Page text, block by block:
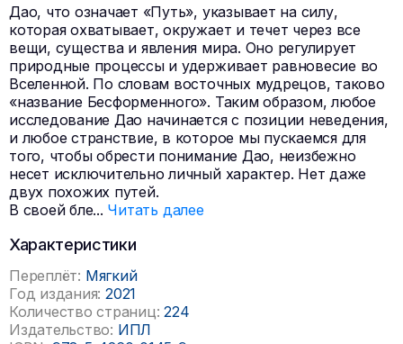
Дао, что означает «Путь», указывает на силу,
которая охватывает, окружает и течет через все
вещи, существа и явления мира. Оно регулирует
природные процессы и удерживает равновесие во
Вселенной. По словам восточных мудрецов, таково
«название Бесформенного». Таким образом, любое
исследование Дао начинается с позиции неведения,
и любое странствие, в которое мы пускаемся для
того, чтобы обрести понимание Дао, неизбежно
несет исключительно личный характер. Нет даже
двух похожих путей.
В своей бле... Читать далее
Характеристики
Переплёт: Мягкий
Год издания: 2021
Количество страниц: 224
Издательство: ИПЛ